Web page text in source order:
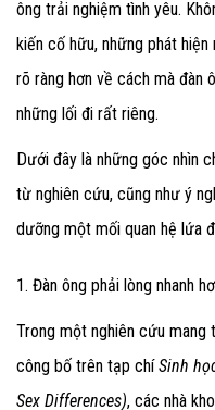
ông trải nghiệm tình yêu.
kiến cố hữu, những phát
rõ ràng hơn về cách mà đàn
những lối đi rất riêng.
Dưới đây là những góc nhìn
từ nghiên cứu, cũng như ý
dưỡng một mối quan hệ lứa
1. Đàn ông phải lòng nhanh
Trong một nghiên cứu
công bố trên tạp chíSinh
Sex Differences), các nhà